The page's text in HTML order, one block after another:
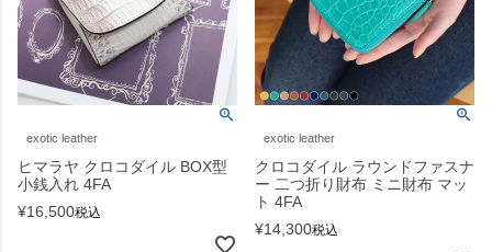
exotic leather
ヒマラヤ クロコダイル BOX型
小銭入れ 4FA
¥16,500税込
exotic leather
クロコダイル ラウンドファスナ
ー 二つ折り財布 ミニ財布 マッ
ト 4FA
¥14,300税込